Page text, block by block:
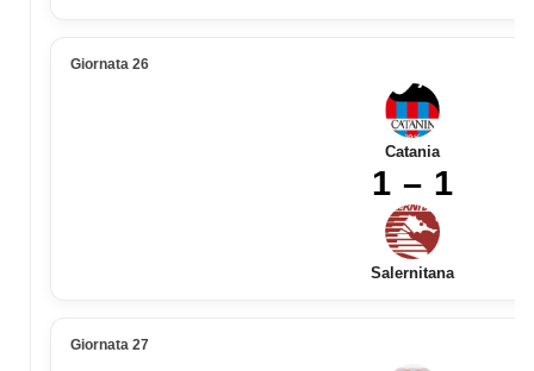
Giornata 26
Catania
1 – 1
Salernitana
Giornata 27